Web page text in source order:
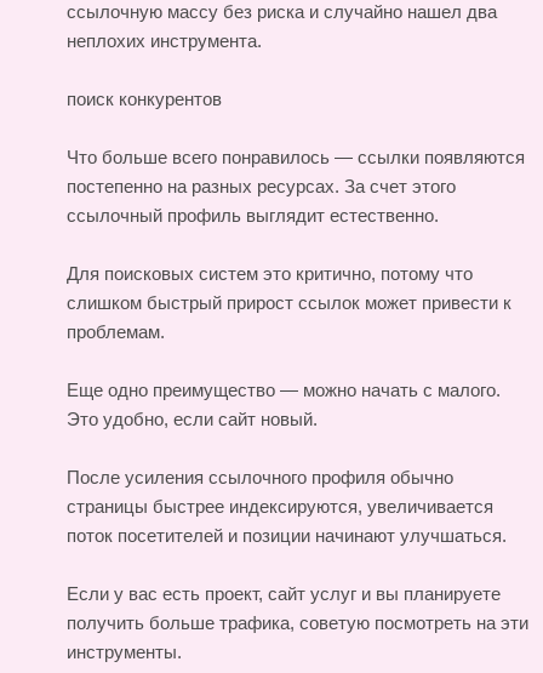
ссылочную массу без риска и случайно нашел два
неплохих инструмента.
поиск конкурентов
Что больше всего понравилось — ссылки появляются
постепенно на разных ресурсах. За счет этого
ссылочный профиль выглядит естественно.
Для поисковых систем это критично, потому что
слишком быстрый прирост ссылок может привести к
проблемам.
Еще одно преимущество — можно начать с малого.
Это удобно, если сайт новый.
После усиления ссылочного профиля обычно
страницы быстрее индексируются, увеличивается
поток посетителей и позиции начинают улучшаться.
Если у вас есть проект, сайт услуг и вы планируете
получить больше трафика, советую посмотреть на эти
инструменты.